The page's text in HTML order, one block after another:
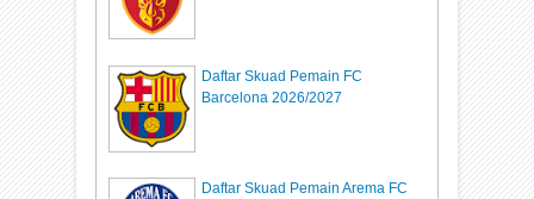
Daftar Skuad Pemain FC
Barcelona 2026/2027
Daftar Skuad Pemain Arema FC